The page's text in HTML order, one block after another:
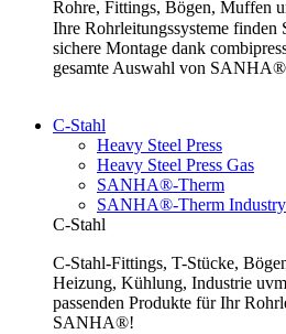
Rohre, Fittings, Bögen, Muffen
Ihre Rohrleitungssysteme
sichere Montage dank
gesamte Auswahl von
C-Stahl
Heavy Steel Press
Heavy Steel Press Gas
SANHA®-Therm
SANHA®-Therm Industry
C-Stahl
C-Stahl-Fittings, T-Stücke,
Heizung, Kühlung, Industrie
passenden Produkte für Ihr
SANHA®!